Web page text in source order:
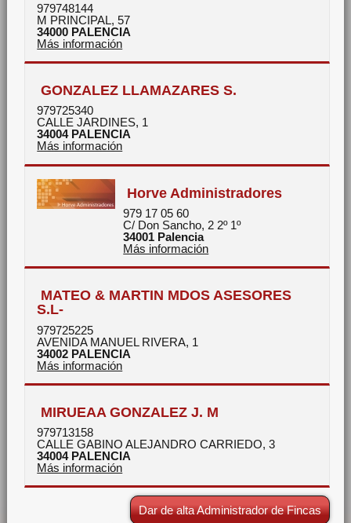
979748144
M PRINCIPAL, 57
34000 PALENCIA
Más información
GONZALEZ LLAMAZARES S.
979725340
CALLE JARDINES, 1
34004 PALENCIA
Más información
Horve Administradores
979 17 05 60
C/ Don Sancho, 2 2º 1º
34001 Palencia
Más información
MATEO & MARTIN MDOS ASESORES
S.L-
979725225
AVENIDA MANUEL RIVERA, 1
34002 PALENCIA
Más información
MIRUEAA GONZALEZ J. M
979713158
CALLE GABINO ALEJANDRO CARRIEDO, 3
34004 PALENCIA
Más información
Dar de alta Administrador de Fincas